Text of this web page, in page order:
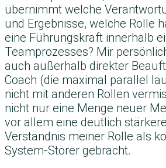
übernimmt welche
und Ergebnisse, welche Rolle
eine Führungskraft innerhalb
Teamprozesses? Mir
auch außerhalb direkter
Coach (die maximal parallel
nicht mit anderen Rollen
nicht nur eine Menge neuer
vor allem eine deutlich
Verständnis meiner Rolle als
System-Störer gebracht.